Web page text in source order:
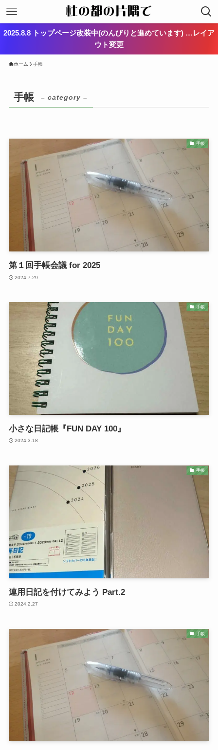
2025.8.8 トップページ改装中(のんびりと進めています) …レイア
ウト変更
ホーム 手帳
手帳 – category –
手帳
第１回手帳会議 for 2025
2024.7.29
手帳
小さな日記帳『FUN DAY 100』
2024.3.18
手帳
連用日記を付けてみよう Part.2
2024.2.27
手帳